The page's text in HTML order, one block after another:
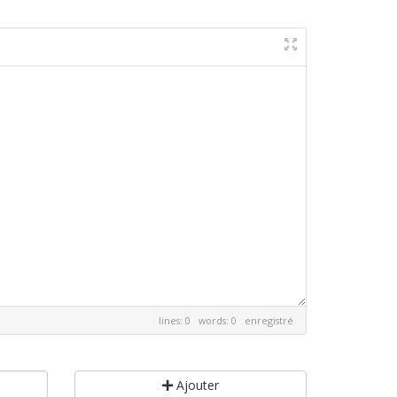
lines: 0 words: 0 enregistré
Ajouter